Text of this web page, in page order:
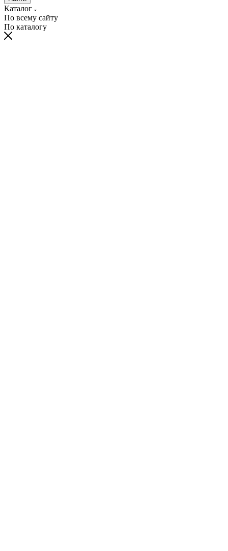
Каталог
По всему сайту
По каталогу